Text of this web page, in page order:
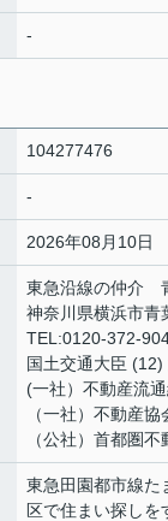
-
104277476
-
2026年08月10日
東急沿線の仲介
神奈川県横浜市青
TEL:0120-372-
国土交通大臣
(一社）不動産流
（一社）不動産協
（公社）首都圏
東急田園都市線た
区で住まい探し